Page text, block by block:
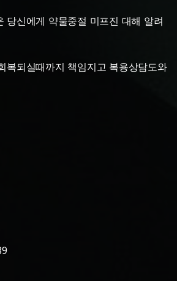
당신에게 약물중절 미프진 대해 알려
복되실때까지 책임지고 복용상담도와